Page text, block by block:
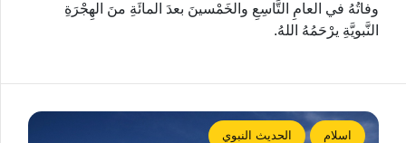
وفاتُهُ في العامِ التَّاسِعِ والخَمْسينَ بعدَ المائَةِ منَ الهِجْرَةِ
النَّبويَّةِ يرْحَمُهُ اللهُ.
اسلام الحديث النبوي